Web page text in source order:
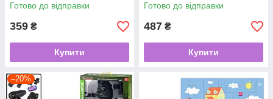
Готово до відправки
359 ₴
Купити
Готово до відправки
487 ₴
Купити
–20%